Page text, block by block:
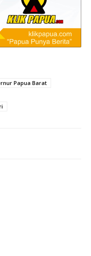
Papua Barat